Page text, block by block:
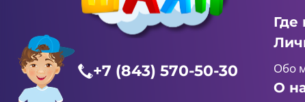
+7 (843) 570-50-30
Где
Обо
О